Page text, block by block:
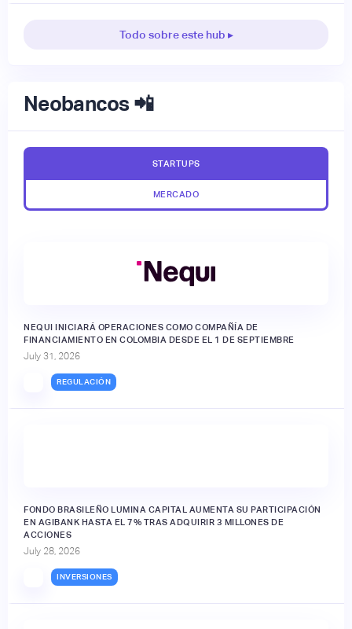
Todo sobre este hub ▸
Neobancos 📲
STARTUPS
MERCADO
NEQUI INICIARÁ OPERACIONES COMO COMPAÑÍA DE
FINANCIAMIENTO EN COLOMBIA DESDE EL 1 DE SEPTIEMBRE
July 31, 2026
REGULACIÓN
FONDO BRASILEÑO LUMINA CAPITAL AUMENTA SU PARTICIPACIÓN
EN AGIBANK HASTA EL 7% TRAS ADQUIRIR 3 MILLONES DE
ACCIONES
July 28, 2026
INVERSIONES